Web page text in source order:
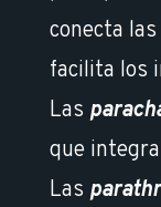
conecta
facilita los
Las
que
Las